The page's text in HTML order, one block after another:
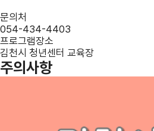
문의처
054-434-4403
프로그램장소
김천시 청년센터 교육장
주의사항